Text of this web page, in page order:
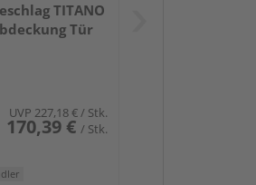
TITANO
Tür
UVP 227,18 € / Stk.
170,39 € / Stk.